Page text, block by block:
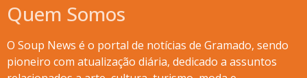
Quem Somos
O Soup News é o portal de notícias de Gramado, sendo
pioneiro com atualização diária, dedicado a assuntos